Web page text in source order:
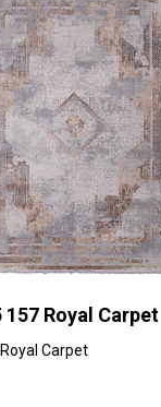
157 Royal Carpet
Carpet